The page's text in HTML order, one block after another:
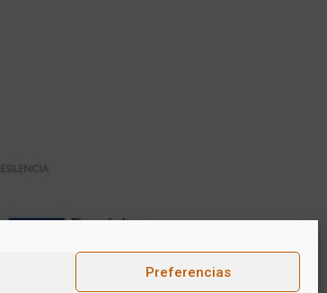
Preferencias